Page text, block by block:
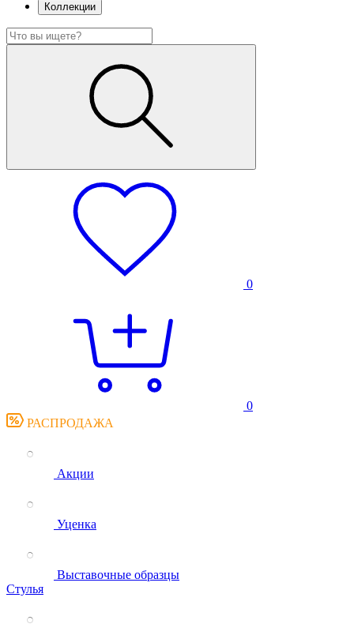
Коллекции
0
0
РАСПРОДАЖА
Акции
Уценка
Выставочные образцы
Стулья